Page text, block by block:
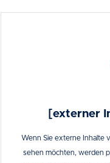
[externer
Wenn Sie externe Inhalte
sehen möchten, werden